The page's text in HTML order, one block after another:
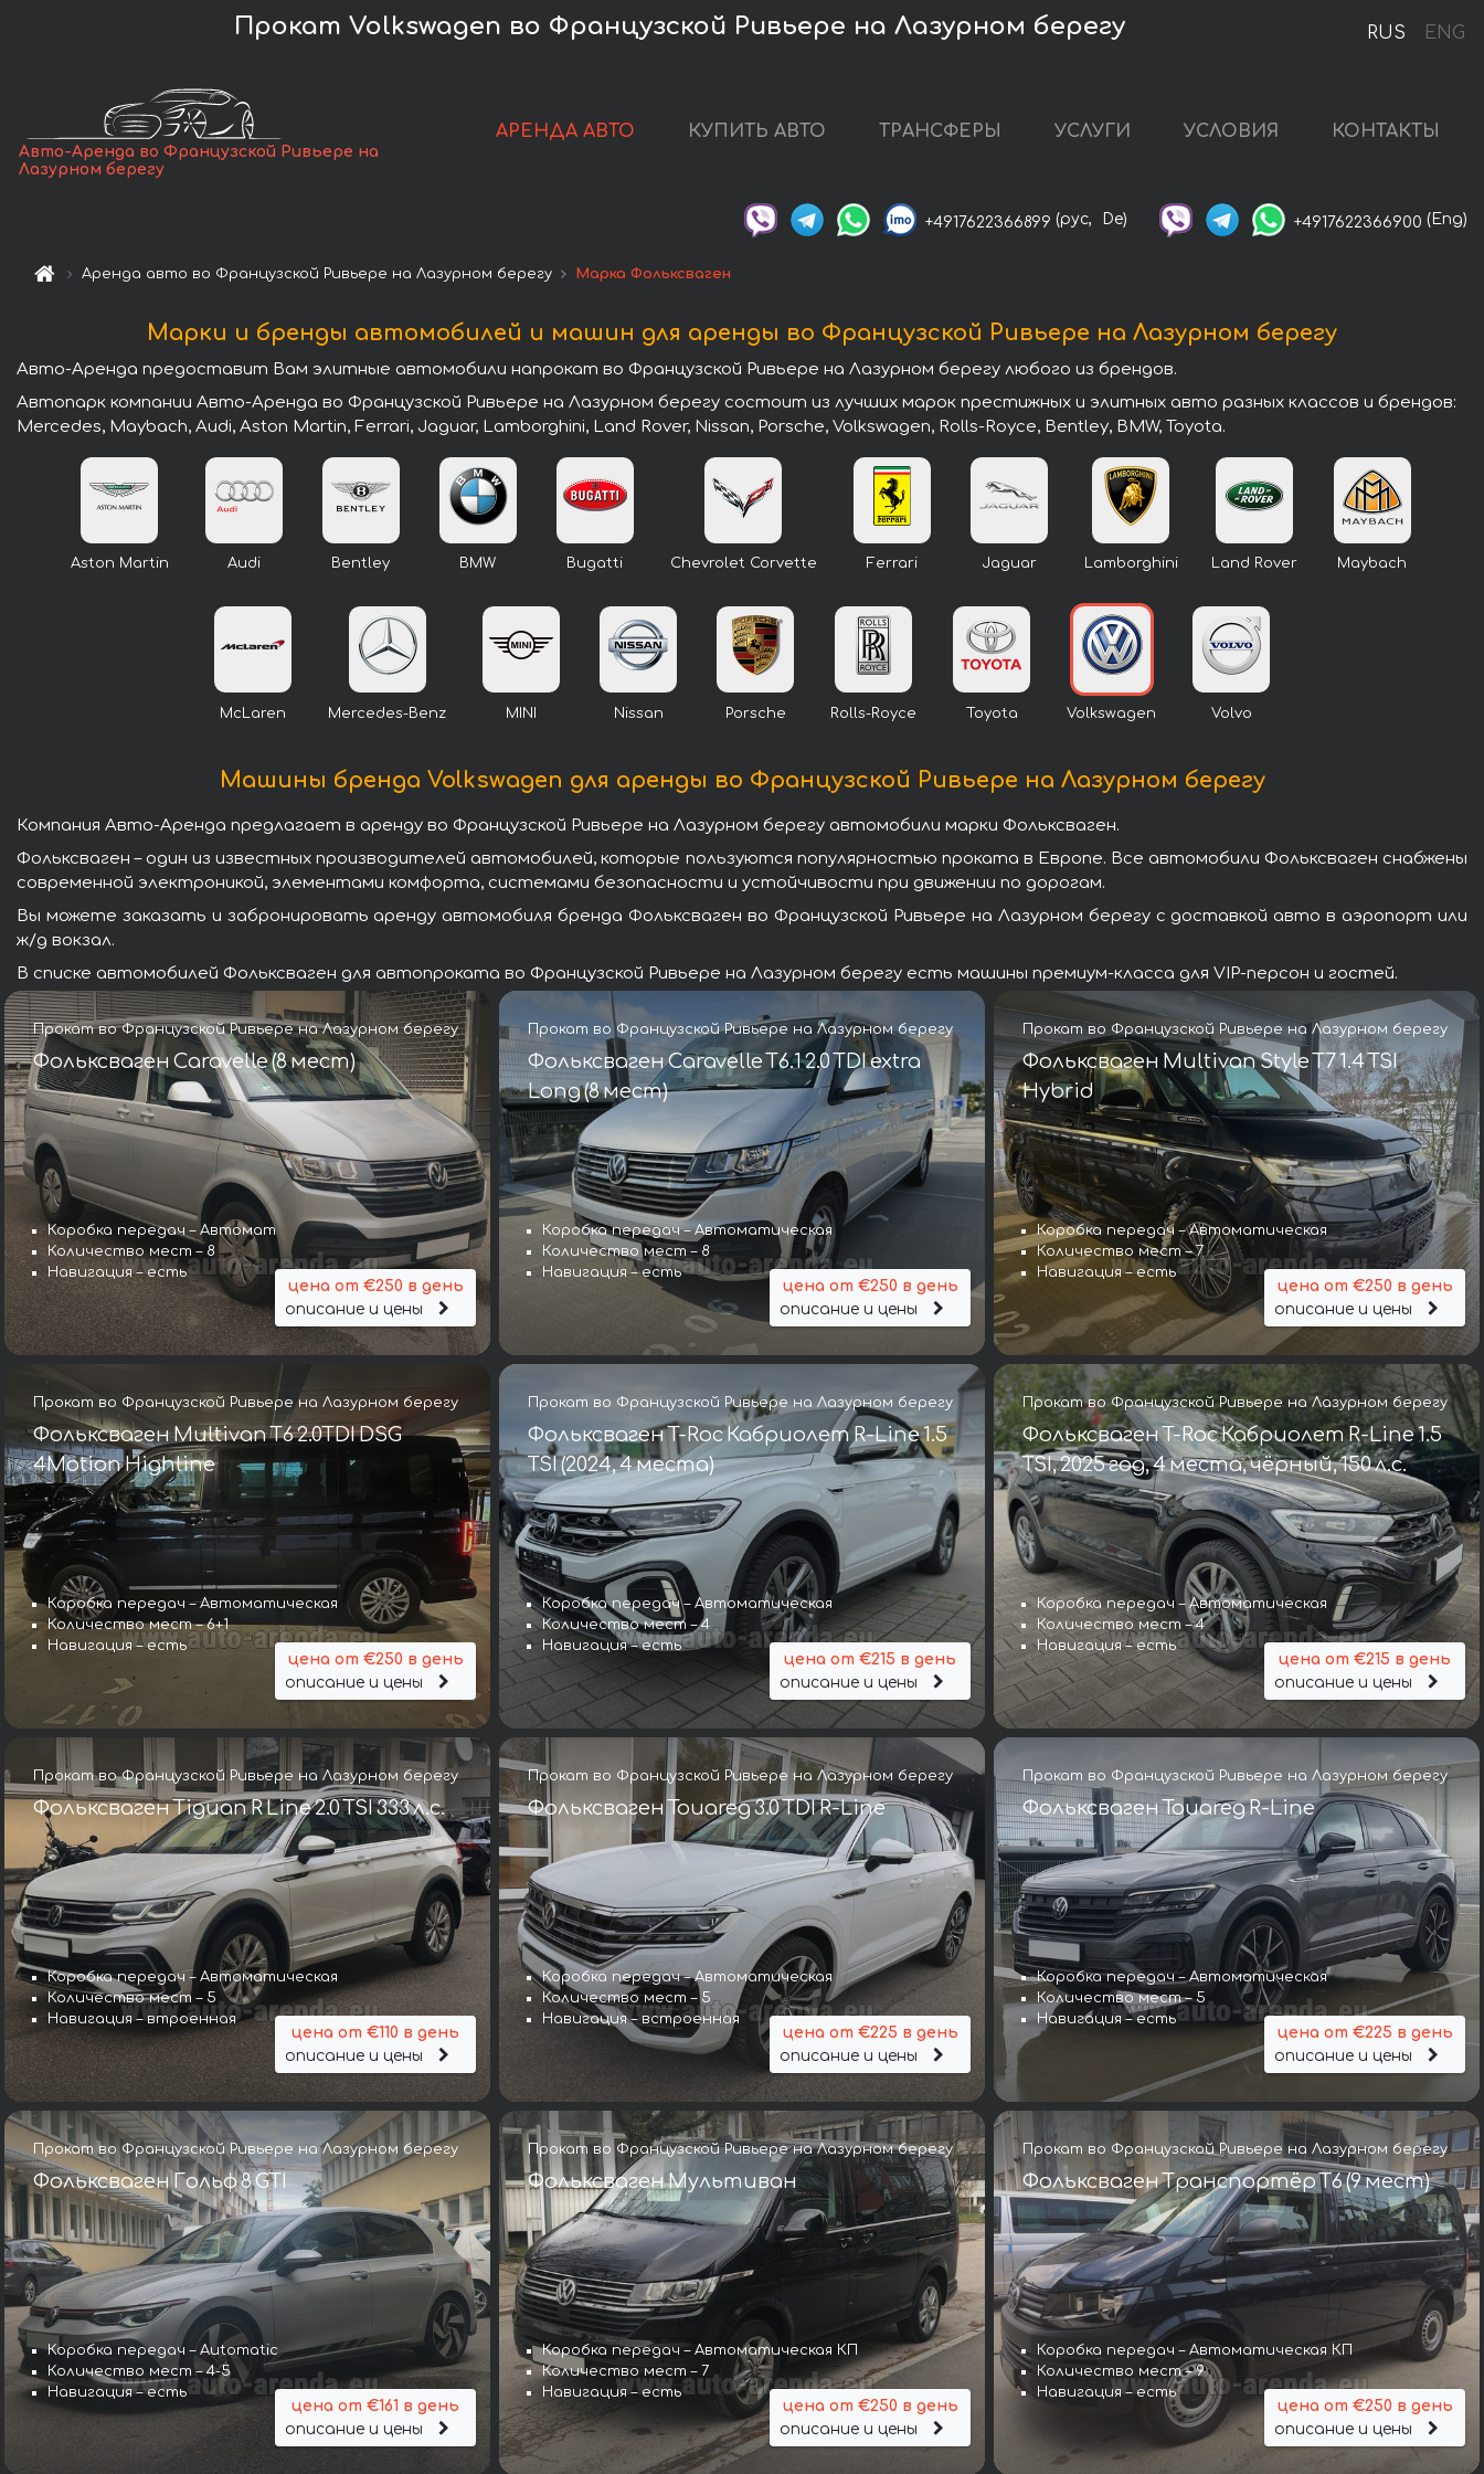
RUS ENG
Прокат Volkswagen во Французской Ривьере на Лазурном берегу
Авто-Аренда во Французской Ривьере на
Лазурном берегу
АРЕНДА АВТО КУПИТЬ АВТО ТРАНСФЕРЫ УСЛУГИ УСЛОВИЯ КОНТАКТЫ
+4917622366899 (рус, De) +4917622366900 (Eng)
Аренда авто во Французской Ривьере на Лазурном берегу Марка Фольксваген
Марки и бренды автомобилей и машин для аренды во Французской Ривьере на Лазурном берегу
Авто-Аренда предоставит Вам элитные автомобили напрокат во Французской Ривьере на Лазурном берегу любого из брендов.
Автопарк компании Авто-Аренда во Французской Ривьере на Лазурном берегу состоит из лучших марок престижных и элитных авто разных классов и брендов:
Mercedes, Maybach, Audi, Aston Martin, Ferrari, Jaguar, Lamborghini, Land Rover, Nissan, Porsche, Volkswagen, Rolls-Royce, Bentley, BMW, Toyota.
Aston Martin Audi Bentley BMW Bugatti Chevrolet Corvette Ferrari Jaguar Lamborghini Land Rover Maybach
McLaren Mercedes-Benz MINI Nissan Porsche Rolls-Royce Toyota Volkswagen Volvo
Машины бренда Volkswagen для аренды во Французской Ривьере на Лазурном берегу
Компания Авто-Аренда предлагает в аренду во Французской Ривьере на Лазурном берегу автомобили марки Фольксваген.
Фольксваген – один из известных производителей автомобилей, которые пользуются популярностью проката в Европе. Все автомобили Фольксваген снабжены
современной электроникой, элементами комфорта, системами безопасности и устойчивости при движении по дорогам.
Вы можете заказать и забронировать аренду автомобиля бренда Фольксваген во Французской Ривьере на Лазурном берегу с доставкой авто в аэропорт или
ж/д вокзал.
В списке автомобилей Фольксваген для автопроката во Французской Ривьере на Лазурном берегу есть машины премиум-класса для VIP-персон и гостей.
Прокат во Французской Ривьере на Лазурном берегу
Фольксваген Caravelle (8 мест)
Коробка передач – Автомат
Количество мест – 8
Навигация – есть
цена от €250 в день
описание и цены
Прокат во Французской Ривьере на Лазурном берегу
Фольксваген Caravelle T6.1 2.0 TDI extra
Long (8 мест)
Коробка передач – Автоматическая
Количество мест – 8
Навигация – есть
цена от €250 в день
описание и цены
Прокат во Французской Ривьере на Лазурном берегу
Фольксваген Multivan Style T7 1.4 TSI
Hybrid
Коробка передач – Автоматическая
Количество мест – 7
Навигация – есть
цена от €250 в день
описание и цены
Прокат во Французской Ривьере на Лазурном берегу
Фольксваген Multivan T6 2.0TDI DSG
4Motion Highline
Коробка передач – Автоматическая
Количество мест – 6+1
Навигация – есть
цена от €250 в день
описание и цены
Прокат во Французской Ривьере на Лазурном берегу
Фольксваген T-Roc Кабриолет R-Line 1.5
TSI (2024, 4 места)
Коробка передач – Автоматическая
Количество мест – 4
Навигация – есть
цена от €215 в день
описание и цены
Прокат во Французской Ривьере на Лазурном берегу
Фольксваген T-Roc Кабриолет R-Line 1.5
TSI, 2025 год, 4 места, чёрный, 150 л.с.
Коробка передач – Автоматическая
Количество мест – 4
Навигация – есть
цена от €215 в день
описание и цены
Прокат во Французской Ривьере на Лазурном берегу
Фольксваген Tiguan R Line 2.0 TSI 333 л.с.
Коробка передач – Автоматическая
Количество мест – 5
Навигация – втроенная
цена от €110 в день
описание и цены
Прокат во Французской Ривьере на Лазурном берегу
Фольксваген Touareg 3.0 TDI R-Line
Коробка передач – Автоматическая
Количество мест – 5
Навигация – встроенная
цена от €225 в день
описание и цены
Прокат во Французской Ривьере на Лазурном берегу
Фольксваген Touareg R-Line
Коробка передач – Автоматическая
Количество мест – 5
Навигация – есть
цена от €225 в день
описание и цены
Прокат во Французской Ривьере на Лазурном берегу
Фольксваген Гольф 8 GTI
Коробка передач – Automatic
Количество мест – 4-5
Навигация – есть
цена от €161 в день
описание и цены
Прокат во Французской Ривьере на Лазурном берегу
Фольксваген Мультиван
Коробка передач – Автоматическая КП
Количество мест – 7
Навигация – есть
цена от €250 в день
описание и цены
Прокат во Французской Ривьере на Лазурном берегу
Фольксваген Транспортёр T6 (9 мест)
Коробка передач – Автоматическая КП
Количество мест – 9
Навигация – есть
цена от €250 в день
описание и цены